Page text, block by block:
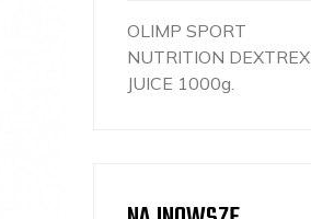
OLIMP SPORT
NUTRITION DEXTREX
JUICE 1000g.